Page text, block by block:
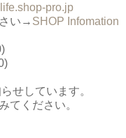
pro.jp
い→ SHOP Infomation
せしています。
てください。